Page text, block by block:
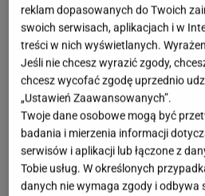
reklam dopasowanych do Twoich
swoich serwisach, aplikacjach i w
treści w nich wyświetlanych.
Jeśli nie chcesz wyrazić zgody,
chcesz wycofać zgodę uprzednio
„Ustawień Zaawansowanych”.
Twoje dane osobowe mogą być
badania i mierzenia informacji
serwisów i aplikacji lub łączone z
Tobie usług. W określonych
danych nie wymaga zgody i odbywa